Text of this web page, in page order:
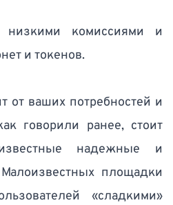
комиссиями и
и токенов.
от ваших потребностей и
говорили ранее, стоит
надежные и
площадки
«сладкими»